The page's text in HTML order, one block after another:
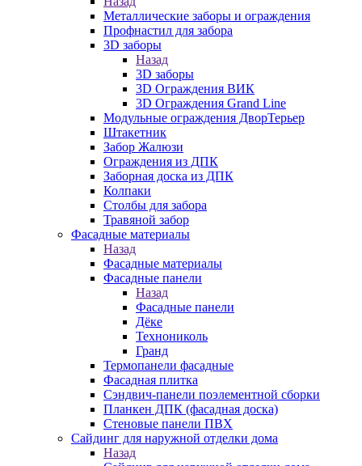
Металлические заборы и ограждения
Профнастил для забора
3D заборы
Назад
3D заборы
3D Ограждения ВИК
3D Ограждения Grand Line
Модульные ограждения ДворТерьер
Штакетник
Забор Жалюзи
Ограждения из ДПК
Заборная доска из ДПК
Колпаки
Столбы для забора
Травяной забор
Фасадные материалы
Назад
Фасадные материалы
Фасадные панели
Назад
Фасадные панели
Дёке
Технониколь
Гранд
Термопанели фасадные
Фасадная плитка
Сэндвич-панели поэлементной сборки
Планкен ДПК (фасадная доска)
Стеновые панели ПВХ
Сайдинг для наружной отделки дома
Назад